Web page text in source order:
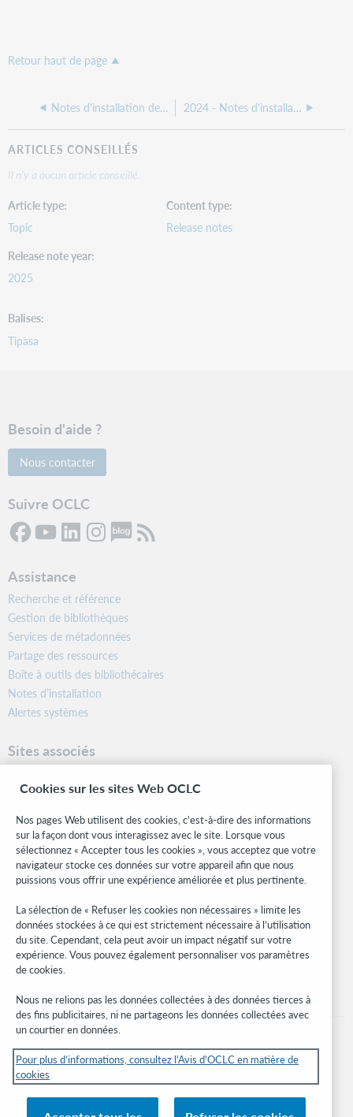
Retour haut de page
Notes d'installation de Mon dossier - Mai 2025 2024 - Notes d'installation de Mon dossier
ARTICLES CONSEILLÉS
Il n'y a aucun article conseillé.
Article type
Topic
Content type
Release notes
Release note year
2025
Balises
Tipasa
Besoin d'aide ?
Nous contacter
Suivre OCLC
Assistance
Recherche et référence
Gestion de bibliothèques
Services de métadonnées
Partage des ressources
Boîte à outils des bibliothécaires
Notes d’installation
Alertes systèmes
Sites associés
Formats bibliographiques
Research
WebJunction
Réseau des développeurs
Soyez informé
Recevez les dernières nouvelles sur les produits et services, des
études, des événements, et plus.
© 2026 OCLC
Cookies sur les sites Web OCLC
Nos pages Web utilisent des cookies, c'est-à-dire des informations
sur la façon dont vous interagissez avec le site. Lorsque vous
sélectionnez « Accepter tous les cookies », vous acceptez que votre
navigateur stocke ces données sur votre appareil afin que nous
puissions vous offrir une expérience améliorée et plus pertinente.
La sélection de « Refuser les cookies non nécessaires » limite les
données stockées à ce qui est strictement nécessaire à l’utilisation
du site. Cependant, cela peut avoir un impact négatif sur votre
expérience. Vous pouvez également personnaliser vos paramètres
de cookies.
Nous ne relions pas les données collectées à des données tierces à
des fins publicitaires, ni ne partageons les données collectées avec
un courtier en données.
Pour plus d’informations, consultez l'Avis d'OCLC en matière de
cookies